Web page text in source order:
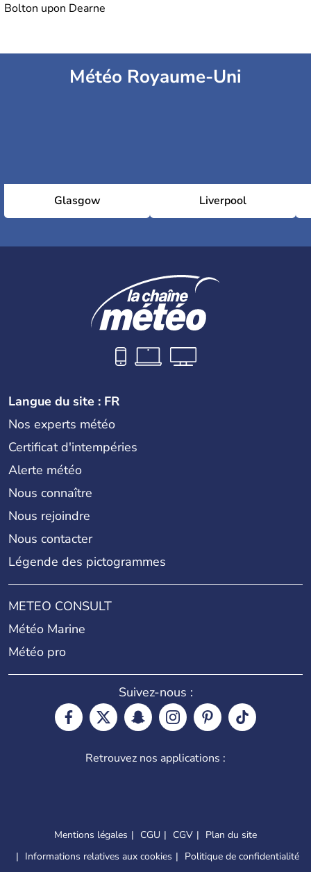
Bolton upon Dearne
Météo Royaume-Uni
Glasgow Liverpool
Langue du site : FR
Nos experts météo
Certificat d'intempéries
Alerte météo
Nous connaître
Nous rejoindre
Nous contacter
Légende des pictogrammes
METEO CONSULT
Météo Marine
Météo pro
Suivez-nous :
Retrouvez nos applications :
Mentions légales CGU CGV
Plan du site
Informations relatives aux cookies
Politique de confidentialité